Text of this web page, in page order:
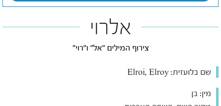
אלרוי
צירוף המילים "אל" ו"רוי"
שם בלועזית:
מין: בן